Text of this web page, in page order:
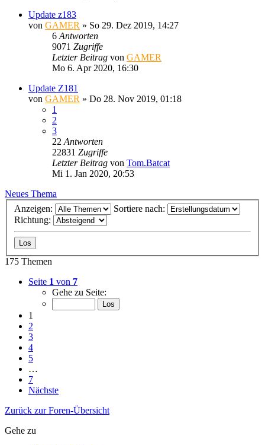
Update z183
von GAMER » So 29. Dez 2019, 14:27
6 Antworten
9071 Zugriffe
Letzter Beitrag von GAMER
Mo 6. Apr 2020, 16:30
Update Z181
von GAMER » Do 28. Nov 2019, 01:18
1
2
3
22 Antworten
22831 Zugriffe
Letzter Beitrag von Tom.Batcat
Mi 1. Jan 2020, 20:53
Neues Thema
Anzeigen:
Sortiere nach:
Richtung:
175 Themen
Seite 1 von 7
Gehe zu Seite:
1
2
3
4
5
…
7
Nächste
Zurück zur Foren-Übersicht
Gehe zu